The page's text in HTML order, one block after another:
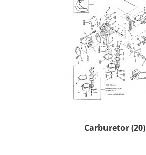
Carburetor (20)